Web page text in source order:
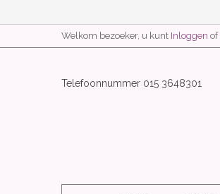
Welkom bezoeker, u kunt Inloggen of
Telefoonnummer 015 3648301